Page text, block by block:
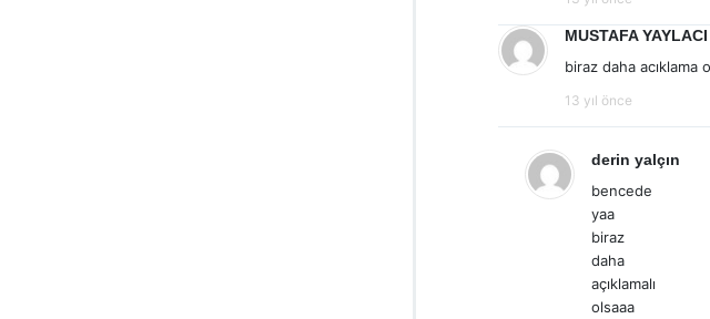
MUSTAFA YAYLACI
biraz daha acıklama
13 yıl önce
derin yalçın
bencede
yaa
biraz
daha
açıklamalı
olsaaa